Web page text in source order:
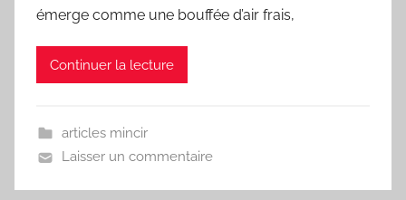
émerge comme une bouffée d’air frais,
Continuer la lecture
articles mincir
Laisser un commentaire